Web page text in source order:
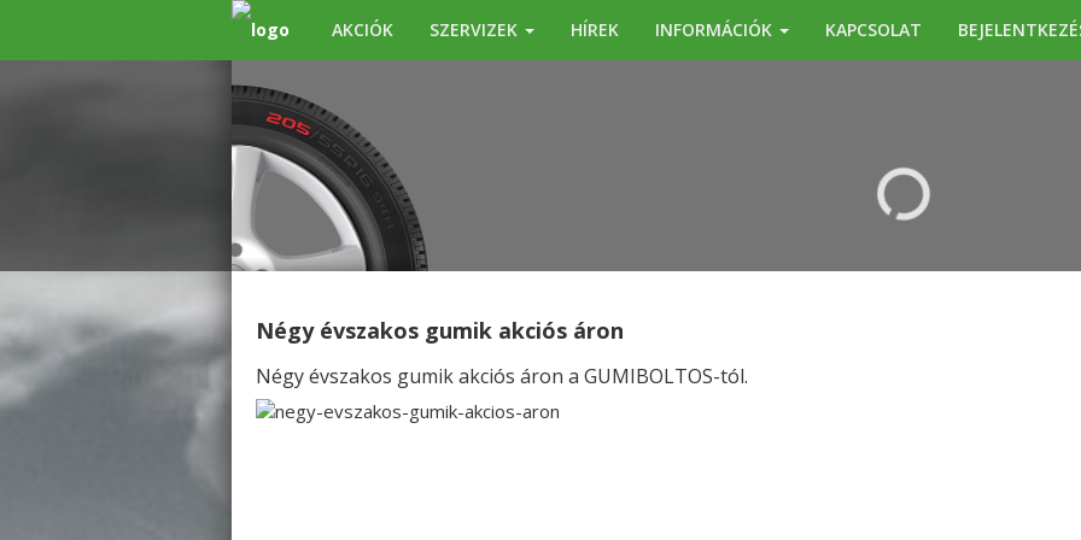
AKCIÓK SZERVIZEK HÍREK INFORMÁCIÓK KAPCSOLAT
KERESÉS
Négy évszakos gumik akciós áron
Négy évszakos gumik akciós áron a GUMIBOLTOS-tól.